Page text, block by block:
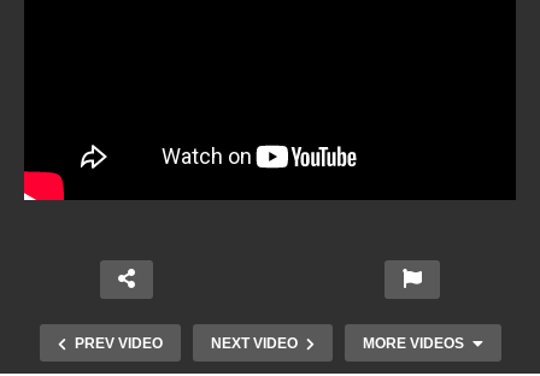
PREV VIDEO NEXT VIDEO MORE VIDEOS